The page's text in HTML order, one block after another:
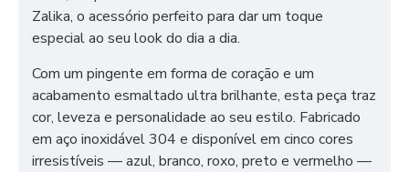
Zalika, o acessório perfeito para dar um toque
especial ao seu look do dia a dia.
Com um pingente em forma de coração e um
acabamento esmaltado ultra brilhante, esta peça traz
cor, leveza e personalidade ao seu estilo. Fabricado
em aço inoxidável 304 e disponível em cinco cores
irresistíveis — azul, branco, roxo, preto e vermelho —